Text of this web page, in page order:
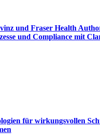
und Fraser Health
und Compliance mit
für wirkungsvollen